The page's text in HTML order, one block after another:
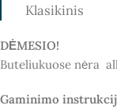
Klasikinis
DĖMESIO!
Buteliukuose nėra
Gaminimo